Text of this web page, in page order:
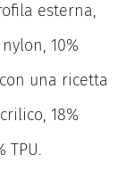
esterna,
10%
una ricetta
18%
TPU.